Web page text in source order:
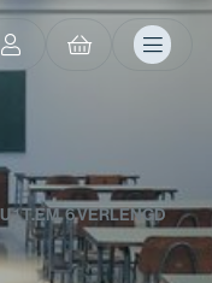
1 T.EM. 6 VERLENGD